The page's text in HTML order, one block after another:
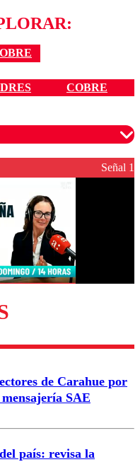
COBRE
para garantizar un
Enviar comentario
Señal 1
de Carahue por
SAE
país: revisa la